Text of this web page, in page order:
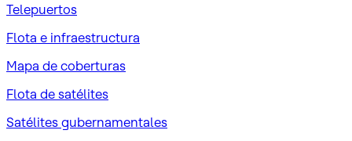
Telepuertos
Flota e infraestructura
Mapa de coberturas
Flota de satélites
Satélites gubernamentales